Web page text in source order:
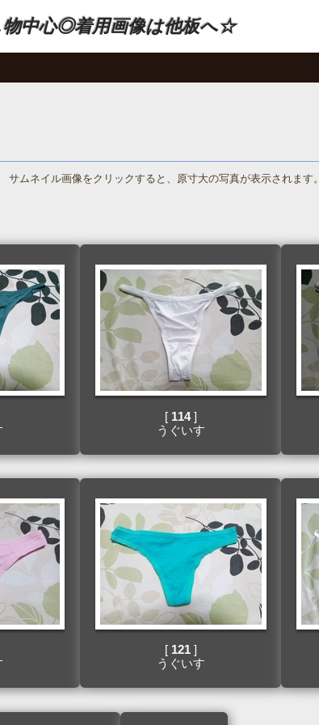
中心◎着用画像は他板へ☆
サムネイル画像をクリックすると、原寸大の写真が表示されます。
[ 114]
うぐいす
[ 121]
うぐいす